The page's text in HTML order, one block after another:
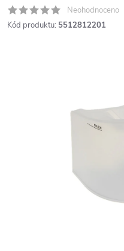
Neohodnoceno
Kód produktu: 5512812201